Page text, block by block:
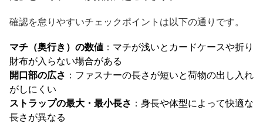
確認を怠りやすいチェックポイントは以下の通りです。
マチ（奥行き）の数値 ：マチが浅いとカードケースや折り
財布が入らない場合がある
開口部の広さ ：ファスナーの長さが短いと荷物の出し入れ
がしにくい
ストラップの最大・最小長さ ：身長や体型によって快適な
長さが異なる